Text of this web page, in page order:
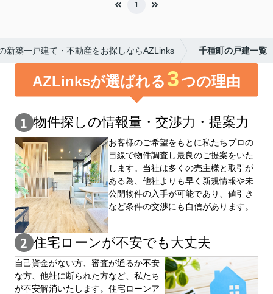
1
新築一戸建て・不動産をお探しならAZLinks 千種町の戸建一覧
AZLinksが選ばれる 3つの理由
物件探しの情報量・交渉⼒・提案⼒
お客様のご希望をもとに私たちプロの
目線で物件調査し最良のご提案をいた
します。当社は多くの売主様と取引が
ある為、他社よりも早く新規情報や未
公開物件の⼊手が可能であり、値引き
など条件の交渉にも自信があります。
住宅ローンが不安でも大丈夫
自⼰資⾦がない⽅、審査が通るか不安
な⽅、他社に断られた⽅など、私たち
が不安解消いたします。住宅ローンア